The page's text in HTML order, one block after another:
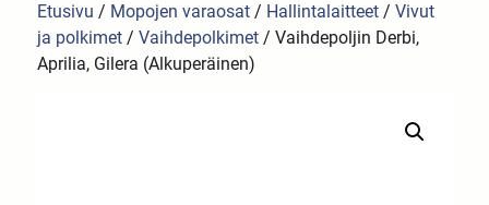
Etusivu / Mopojen varaosat / Hallintalaitteet /Vivut
ja polkimet /Vaihdepolkimet / Vaihdepoljin Derbi,
Aprilia, Gilera (Alkuperäinen)